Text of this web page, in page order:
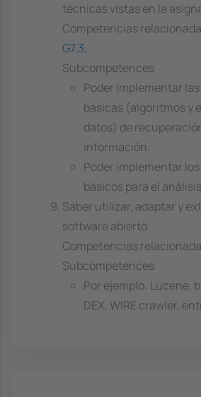
técnicas vistas en la
Competencias
G7.3,
Subcompetences
Poder implementar
básicas (algoritmos y
datos) de
información.
Poder implementar
básicos para el
Saber utilizar, adaptar y
software abierto.
Competencias
Subcompetences
Por ejemplo: Lucene,
DEX, WIRE crawler,